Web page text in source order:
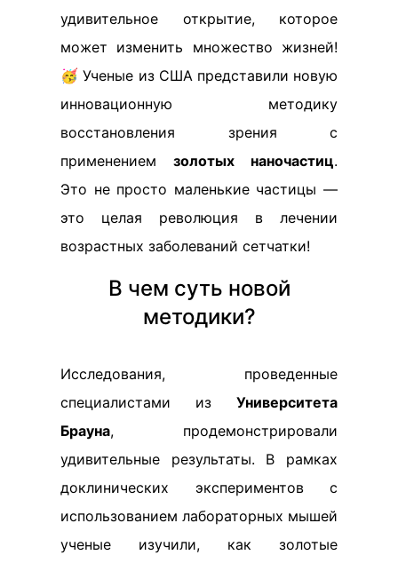
удивительное открытие, которое
может изменить множество жизней!
🥳 Ученые из США представили новую
инновационную методику
восстановления зрения с
применением золотых наночастиц.
Это не просто маленькие частицы —
это целая революция в лечении
возрастных заболеваний сетчатки!
В чем суть новой
методики?
Исследования, проведенные
специалистами из Университета
Брауна, продемонстрировали
удивительные результаты. В рамках
доклинических экспериментов с
использованием лабораторных мышей
ученые изучили, как золотые